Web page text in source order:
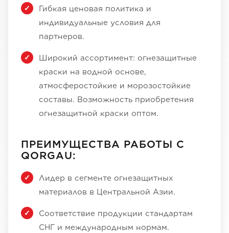
Гибкая ценовая политика и
индивидуальные условия для
партнеров.
Широкий ассортимент: огнезащитные
краски на водной основе,
атмосферостойкие и морозостойкие
составы. Возможность приобретения
огнезащитной краски оптом.
ПРЕИМУЩЕСТВА РАБОТЫ С
QORGAU:
Лидер в сегменте огнезащитных
материалов в Центральной Азии.
Соответствие продукции стандартам
СНГ и международным нормам.